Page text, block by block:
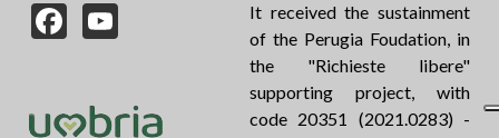
Facebook
It received the sustainment
of the Perugia Foudation, in
the "Richieste libere"
supporting project, with
code 20351 (2021.0283) -